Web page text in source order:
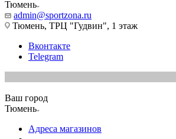
Тюмень
admin@sportzona.ru
Тюмень, ТРЦ "Гудвин", 1 этаж
Вконтакте
Telegram
Ваш город
Тюмень
Адреса магазинов